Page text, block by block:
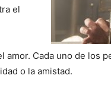
el
Cada uno de los
o la amistad.